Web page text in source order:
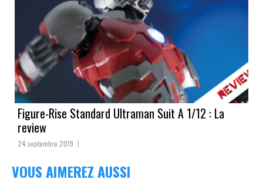
Figure-Rise Standard Ultraman Suit A 1/12 : La
review
24 septembre 2019
VOUS AIMEREZ AUSSI